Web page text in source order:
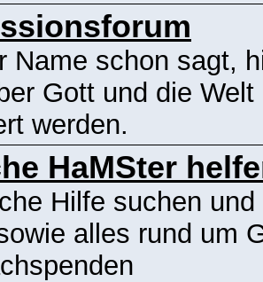
Name schon sagt,
Gott und die Welt
werden.
HaMSter
Hilfe suchen und
alles rund um